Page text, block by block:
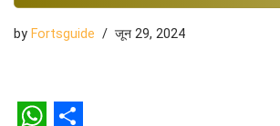
by Fortsguide जून 29, 2024